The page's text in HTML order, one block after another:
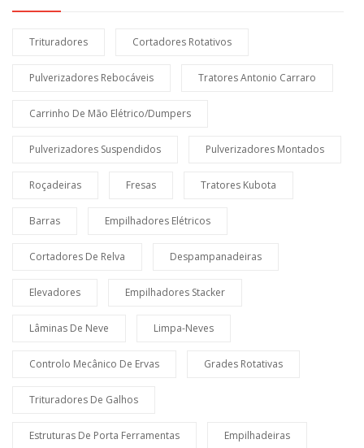
Trituradores Cortadores Rotativos
Pulverizadores Rebocáveis Tratores Antonio Carraro
Carrinho De Mão Elétrico/Dumpers
Pulverizadores Suspendidos Pulverizadores Montados
Roçadeiras Fresas Tratores Kubota
Barras Empilhadores Elétricos
Cortadores De Relva Despampanadeiras
Elevadores Empilhadores Stacker
Lâminas De Neve Limpa-Neves
Controlo Mecânico De Ervas Grades Rotativas
Trituradores De Galhos
Estruturas De Porta Ferramentas Empilhadeiras